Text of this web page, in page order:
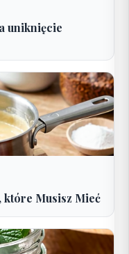
uniknięcie
które Musisz Mieć